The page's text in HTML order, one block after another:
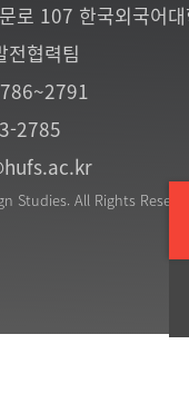
로 107 한국외국어
협력팀
2785
Studies. All Rights